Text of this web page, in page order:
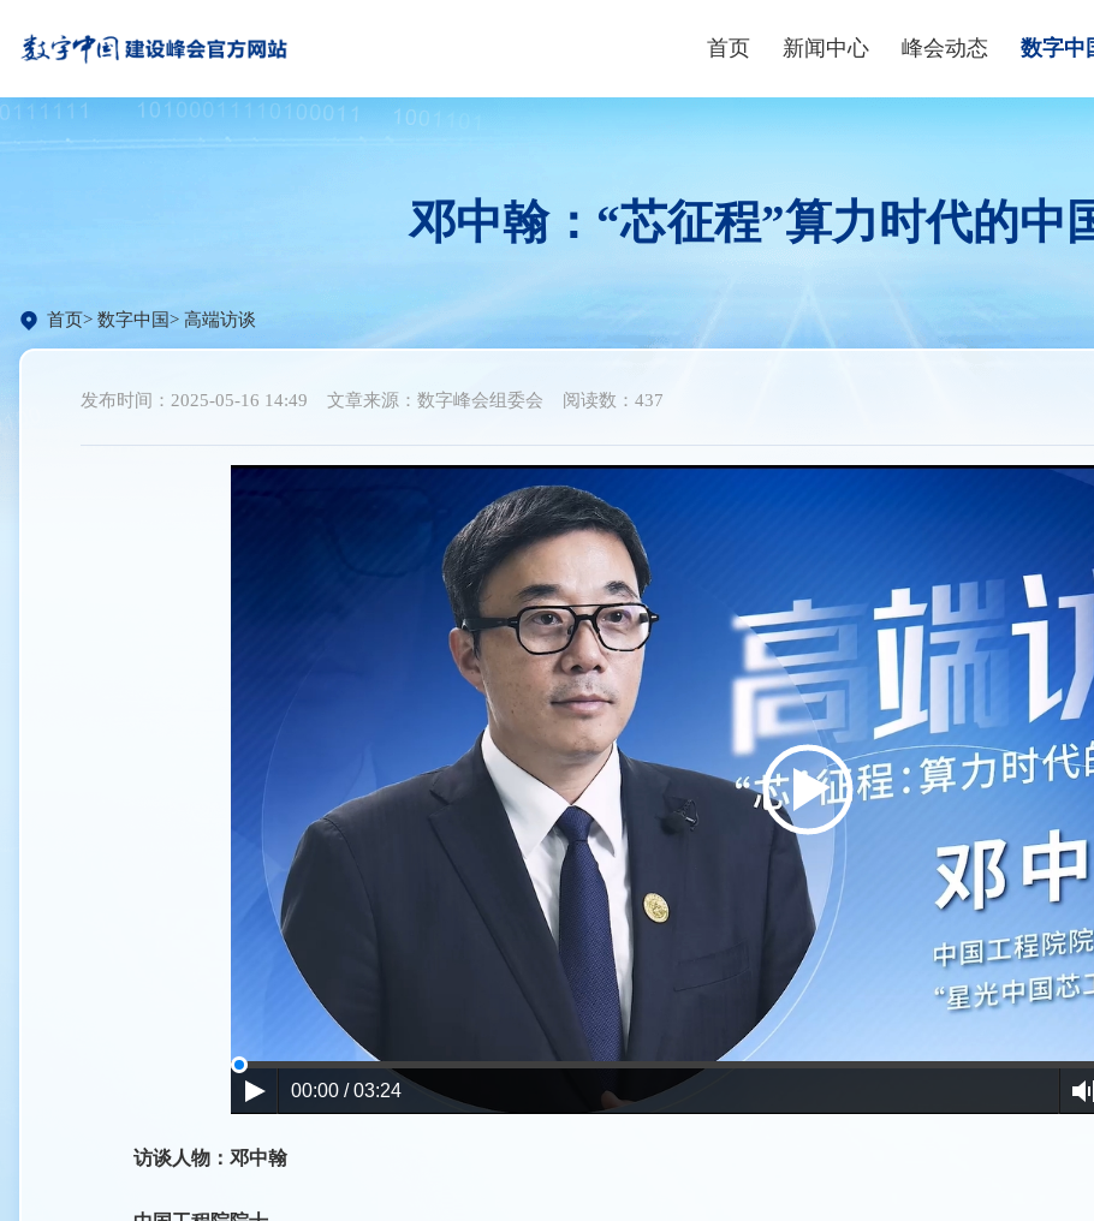
首页 新闻中心
视频播报
峰会镜头
媒体聚焦
峰会动态
创新大赛
数字中
数字企
政策解读
邓中翰：“芯征程”算力时代的中
首页 数字中国 高端访谈
发布时间：2025-05-16 14:49 文章来源：数字峰会组委会 阅读数：437
00:00 / 03:24
访谈人物：邓中翰